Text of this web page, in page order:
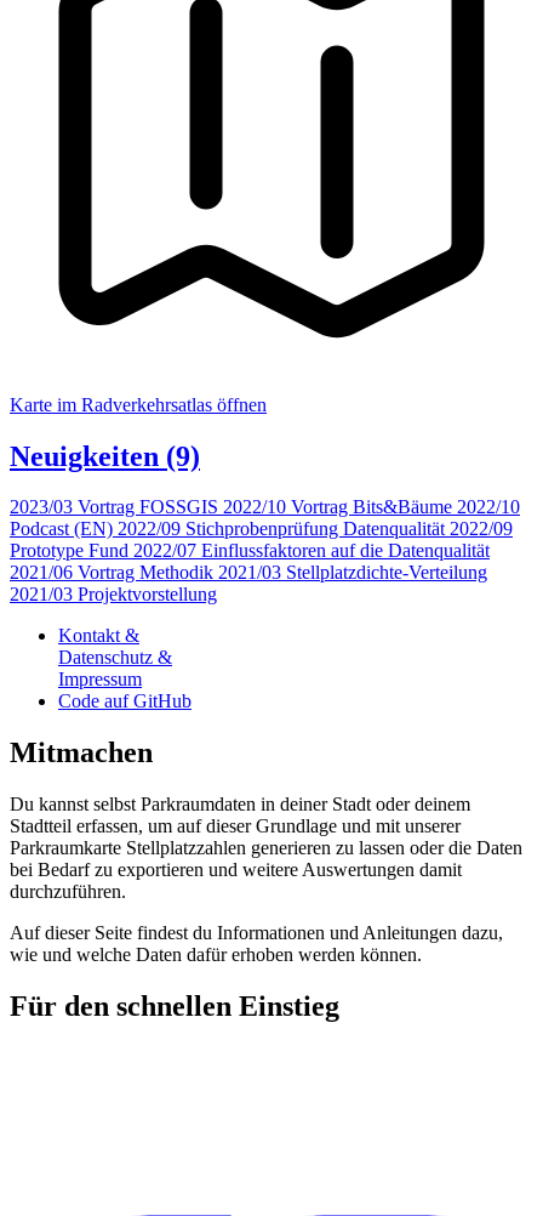
Karte im Radverkehrsatlas öffnen
Neuigkeiten (9)
2023/03 Vortrag FOSSGIS 2022/10 Vortrag Bits&Bäume 2022/10
Podcast (EN) 2022/09 Stichprobenprüfung Datenqualität2022/09
Prototype Fund 2022/07 Einflussfaktoren auf die Datenqualität
2021/06 Vortrag Methodik 2021/03 Stellplatzdichte-Verteilung
2021/03 Projektvorstellung
Kontakt &
Datenschutz &
Impressum
Code auf GitHub
Mitmachen
Du kannst selbst Parkraumdaten in deiner Stadt oder deinem
Stadtteil erfassen, um auf dieser Grundlage und mit unserer
Parkraumkarte Stellplatzzahlen generieren zu lassen oder die Daten
bei Bedarf zu exportieren und weitere Auswertungen damit
durchzuführen.
Auf dieser Seite findest du Informationen und Anleitungen dazu,
wie und welche Daten dafür erhoben werden können.
Für den schnellen Einstieg